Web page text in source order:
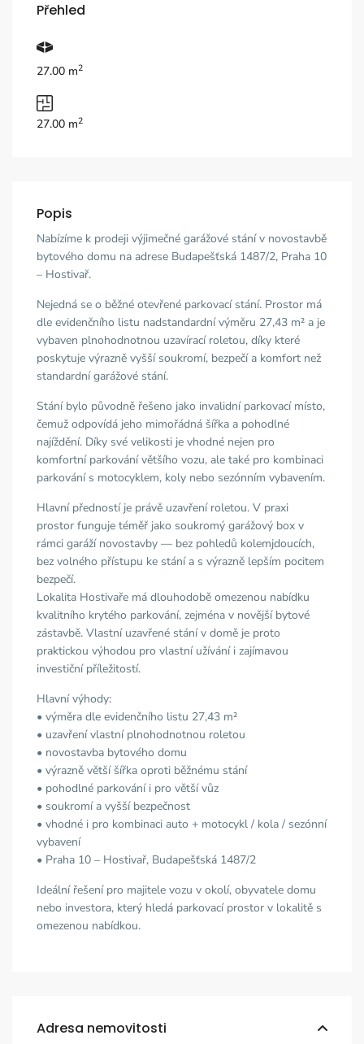
Přehled
27.00 m2
27.00 m2
Popis
Nabízíme k prodeji výjimečné garážové stání v novostavbě
bytového domu na adrese Budapešťská 1487/2, Praha 10
– Hostivař.
Nejedná se o běžné otevřené parkovací stání. Prostor má
dle evidenčního listu nadstandardní výměru 27,43 m² a je
vybaven plnohodnotnou uzavírací roletou, díky které
poskytuje výrazně vyšší soukromí, bezpečí a komfort než
standardní garážové stání.
Stání bylo původně řešeno jako invalidní parkovací místo,
čemuž odpovídá jeho mimořádná šířka a pohodlné
najíždění. Díky své velikosti je vhodné nejen pro
komfortní parkování většího vozu, ale také pro kombinaci
parkování s motocyklem, koly nebo sezónním vybavením.
Hlavní předností je právě uzavření roletou. V praxi
prostor funguje téměř jako soukromý garážový box v
rámci garáží novostavby — bez pohledů kolemjdoucích,
bez volného přístupu ke stání a s výrazně lepším pocitem
bezpečí.
Lokalita Hostivaře má dlouhodobě omezenou nabídku
kvalitního krytého parkování, zejména v novější bytové
zástavbě. Vlastní uzavřené stání v domě je proto
praktickou výhodou pro vlastní užívání i zajímavou
investiční příležitostí.
Hlavní výhody:
• výměra dle evidenčního listu 27,43 m²
• uzavření vlastní plnohodnotnou roletou
• novostavba bytového domu
• výrazně větší šířka oproti běžnému stání
• pohodlné parkování i pro větší vůz
• soukromí a vyšší bezpečnost
• vhodné i pro kombinaci auto + motocykl / kola / sezónní
vybavení
• Praha 10 – Hostivař, Budapešťská 1487/2
Ideální řešení pro majitele vozu v okolí, obyvatele domu
nebo investora, který hledá parkovací prostor v lokalitě s
omezenou nabídkou.
Adresa nemovitosti